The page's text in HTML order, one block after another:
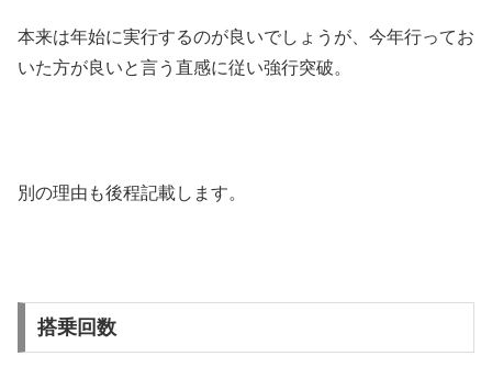
本来は年始に実行するのが良いでしょうが、今年行ってお
いた方が良いと言う直感に従い強行突破。
別の理由も後程記載します。
搭乗回数